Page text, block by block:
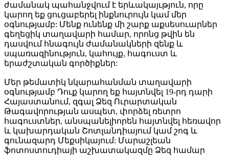
ժամանակ պահանջվում է երևակայւթյուն, որը
կարող եք ցուցաբերել ինքնուրույն կամ մեր
օգնությամբ: Մենք ունենք մի շարք աքսեսուարներ
գեղեցիկ տաղավարի համար, որոնց թվին են
դասվում հնագույն ժամանակների զենք և
սպառազինություն, կահույք, հագուստ և
երաժշտական գործիքներ:
Մեր թեմատիկ նկարահանման տաղավարի
օգնությամբ Դուք կարող եք հայտնվել 19-րդ դարի
Հայաստանում, զգալ Ձեզ Ուրարտական
Թագավորության ասպետ, փորձել ռետրո
հագուստներ, անսպանելիորեն հայտնվել հեռավոր
և կախարդական Շոտլանդիայում կամ շոգ և
գունազարդ Մեքսիկայում: Մարաշլեան
ֆոտոստուդիայի աշխատակազմը Ձեզ համար